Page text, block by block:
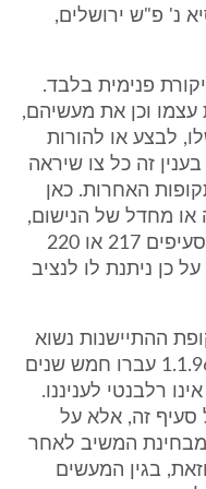
נ' פ"ש ירושלים,
פנימית בלבד.
עצמו וכן את מעשיהם,
לבצע או להורות
זה כל צו שיראה
האחרות. כאן
מחדל של הנישום,
בדרגה הנופלת במסגרת הוראות סעיפים 217 או 220
כן ניתנת לו לנציב
ההתיישנות נשוא
סעיף 147(א)(1) שהרי כבר ביום 1.1.96 עברו חמש שנים
רלבנטי לעניננו.
זה, אלא על
מבחינת המשיב לאחר
בגין המעשים